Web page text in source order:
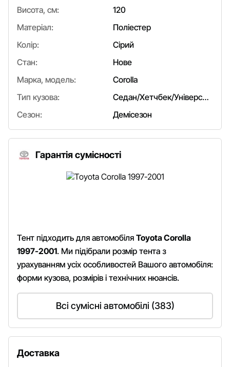
Висота, см:
120
Матеріал:
Поліестер
Колір:
Сірий
Стан:
Нове
Марка, модель:
Corolla
Тип кузова:
Седан/Хетчбек/Універсал
Сезон:
Демісезон
Гарантія сумісності
Тент підходить для автомобіля Toyota Corolla
1997-2001. Ми підібрали розмір тента з
урахуванням усіх особливостей Вашого автомобіля:
форми кузова, розмірів і технічних нюансів.
Всі сумісні автомобілі (383)
Доставка